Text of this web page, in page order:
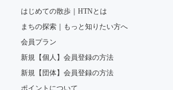
はじめての散歩｜HTNとは
まちの探索｜もっと知りたい方へ
会員プラン
新規【個人】会員登録の方法
新規【団体】会員登録の方法
ポイントについて